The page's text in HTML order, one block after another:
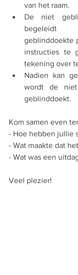
van het raam.
De niet
geblinddoekte
instructies te
tekening over
Nadien kan
wordt de niet
geblinddoekt.
Kom samen even
- Hoe hebben jullie
- Wat maakte dat
- Wat was een
Veel plezier!